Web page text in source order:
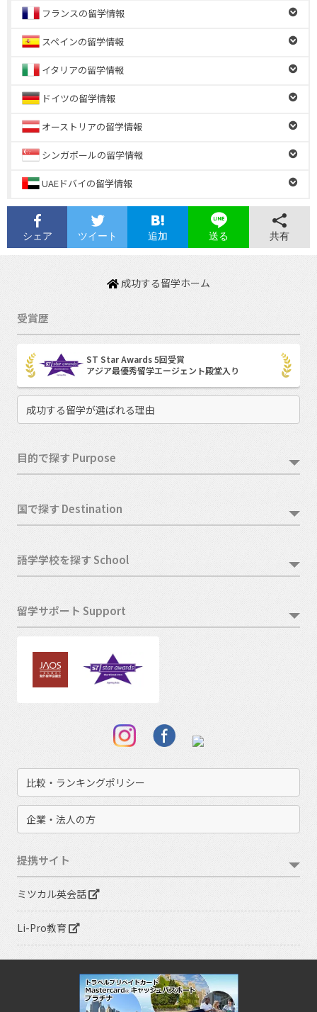
フランスの留学情報
スペインの留学情報
イタリアの留学情報
ドイツの留学情報
オーストリアの留学情報
シンガポールの留学情報
UAEドバイの留学情報
シェア ツイート 追加 送る 共有
成功する留学ホーム
受賞歴
ST Star Awards 5回受賞
アジア最優秀留学エージェント殿堂入り
成功する留学が選ばれる理由
目的で探す Purpose
国で探す Destination
語学学校を探す School
留学サポート Support
比較・ランキングポリシー
企業・法人の方
提携サイト
ミツカル英会話
Li-Pro教育